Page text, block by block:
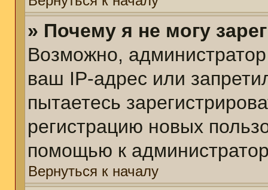
» Почему я не могу
Возможно,
ваш IP-адрес или
пытаетесь
регистрацию новых
помощью к
Вернуться к началу